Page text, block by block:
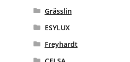
Grässlin
ESYLUX
Freyhardt